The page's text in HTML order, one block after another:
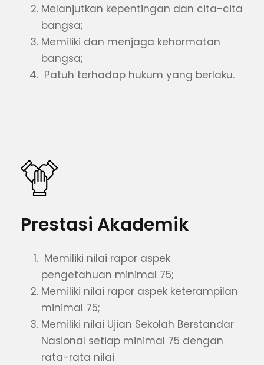
Melanjutkan kepentingan dan cita-cita
bangsa;
Memiliki dan menjaga kehormatan
bangsa;
Patuh terhadap hukum yang berlaku.
Prestasi Akademik
Memiliki nilai rapor aspek
pengetahuan minimal 75;
Memiliki nilai rapor aspek keterampilan
minimal 75;
Memiliki nilai Ujian Sekolah Berstandar
Nasional setiap minimal 75 dengan
rata-rata nilai